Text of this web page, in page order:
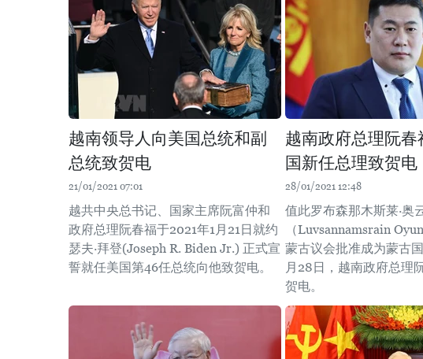
越南领导人向美国总统和副
总统致贺电
21/01/2021 07:01
越共中央总书记、国家主席阮富仲和
政府总理阮春福于2021年1月21日就约
瑟夫·拜登(Joseph R. Biden Jr.) 正式宣
誓就任美国第46任总统向他致贺电。
越南政府总理阮春
国新任总理致贺电
28/01/2021 12:48
值此罗布森那木斯莱·奥
（Luvsannamsrain
蒙古议会批准成为蒙古
月28日，越南政府总理
贺电。